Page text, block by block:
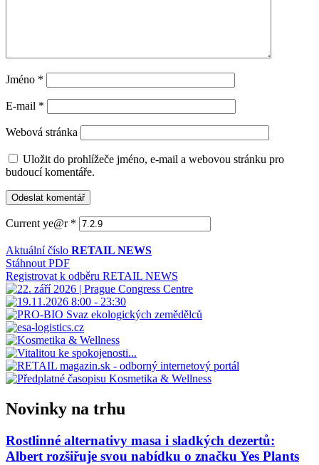
Jméno *
E-mail *
Webová stránka
Uložit do prohlížeče jméno, e-mail a webovou stránku pro
budoucí komentáře.
Current ye@r *
Aktuální číslo RETAIL NEWS
Stáhnout PDF
Registrovat k odběru RETAIL NEWS
Novinky na trhu
Rostlinné alternativy masa i sladkých dezertů:
Albert rozšiřuje svou nabídku o značku Yes Plants